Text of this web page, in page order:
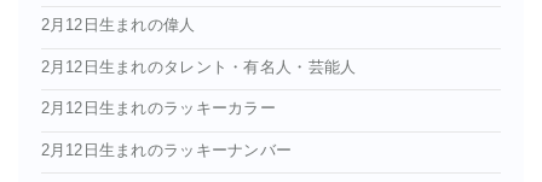
2月12日生まれの偉人
2月12日生まれのタレント・有名人・芸能人
2月12日生まれのラッキーカラー
2月12日生まれのラッキーナンバー